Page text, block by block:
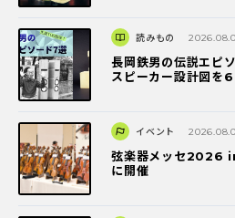
読みもの
長岡鉄男の伝説エピ
スピーカー設計図を
イベント
弦楽器メッセ2026
に開催